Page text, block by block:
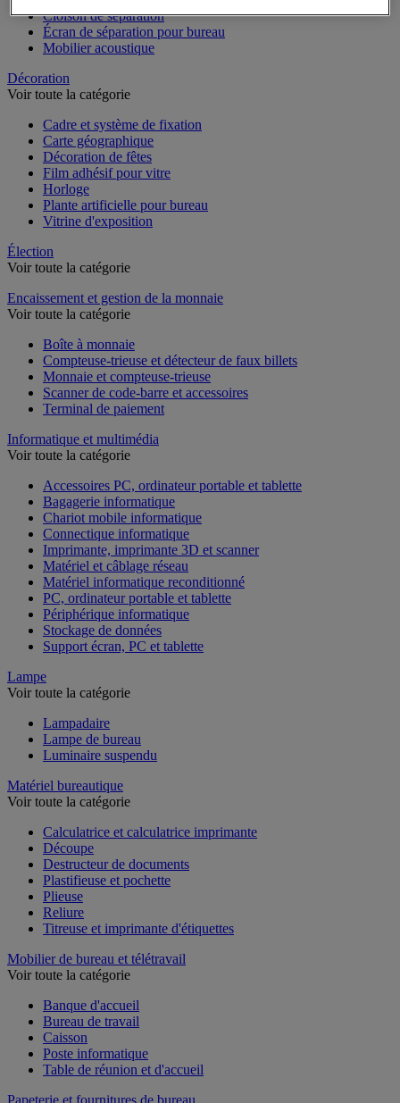
Cloison de séparation
Écran de séparation pour bureau
Mobilier acoustique
Décoration
Voir toute la catégorie
Cadre et système de fixation
Carte géographique
Décoration de fêtes
Film adhésif pour vitre
Horloge
Plante artificielle pour bureau
Vitrine d'exposition
Élection
Voir toute la catégorie
Encaissement et gestion de la monnaie
Voir toute la catégorie
Boîte à monnaie
Compteuse-trieuse et détecteur de faux billets
Monnaie et compteuse-trieuse
Scanner de code-barre et accessoires
Terminal de paiement
Informatique et multimédia
Voir toute la catégorie
Accessoires PC, ordinateur portable et tablette
Bagagerie informatique
Chariot mobile informatique
Connectique informatique
Imprimante, imprimante 3D et scanner
Matériel et câblage réseau
Matériel informatique reconditionné
PC, ordinateur portable et tablette
Périphérique informatique
Stockage de données
Support écran, PC et tablette
Lampe
Voir toute la catégorie
Lampadaire
Lampe de bureau
Luminaire suspendu
Matériel bureautique
Voir toute la catégorie
Calculatrice et calculatrice imprimante
Découpe
Destructeur de documents
Plastifieuse et pochette
Plieuse
Reliure
Titreuse et imprimante d'étiquettes
Mobilier de bureau et télétravail
Voir toute la catégorie
Banque d'accueil
Bureau de travail
Caisson
Poste informatique
Table de réunion et d'accueil
Papeterie et fournitures de bureau